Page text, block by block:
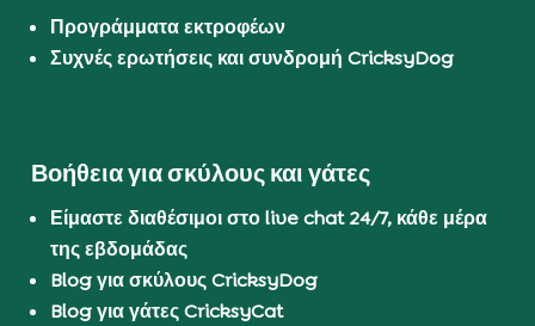
Προγράμματα εκτροφέων
Συχνές ερωτήσεις και συνδρομή CricksyDog
Βοήθεια για σκύλους και γάτες
Είμαστε διαθέσιμοι στο live chat 24/7, κάθε μέρα
της εβδομάδας
Blog για σκύλους CricksyDog
Blog για γάτες CricksyCat